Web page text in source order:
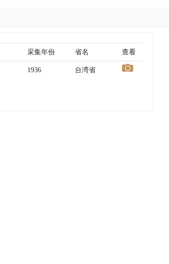
采集年份 省名 查看
1936 台湾省